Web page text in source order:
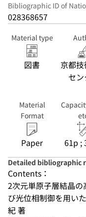
Bibliographic ID of
028368657
Material type
図書
京都
セ
Material
Format
Paper 61p ;
Detailed bibliographic
Contents：
2次元単原子層結晶
び光位相制御を用い
紀 著